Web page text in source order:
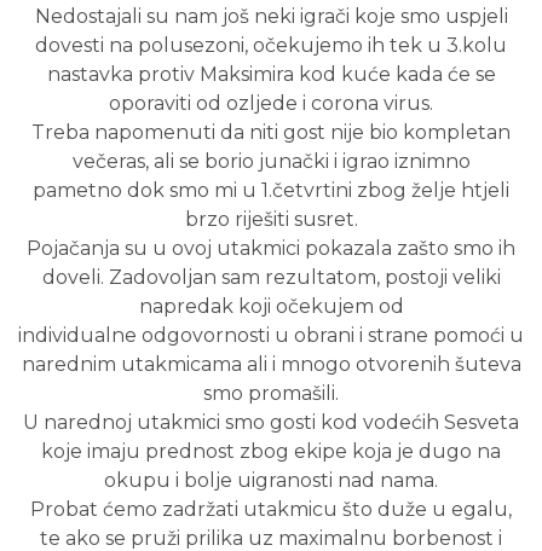
Nedostajali su nam još neki igrači koje smo uspjeli
dovesti na polusezoni, očekujemo ih tek u 3.kolu
nastavka protiv Maksimira kod kuće kada će se
oporaviti od ozljede i corona virus.
Treba napomenuti da niti gost nije bio kompletan
večeras, ali se borio junački i igrao iznimno
pametno dok smo mi u 1.četvrtini zbog želje htjeli
brzo riješiti susret.
Pojačanja su u ovoj utakmici pokazala zašto smo ih
doveli. Zadovoljan sam rezultatom, postoji veliki
napredak koji očekujem od
individualne odgovornosti u obrani i strane pomoći u
narednim utakmicama ali i mnogo otvorenih šuteva
smo promašili.
U narednoj utakmici smo gosti kod vodećih Sesveta
koje imaju prednost zbog ekipe koja je dugo na
okupu i bolje uigranosti nad nama.
Probat ćemo zadržati utakmicu što duže u egalu,
te ako se pruži prilika uz maximalnu borbenost i